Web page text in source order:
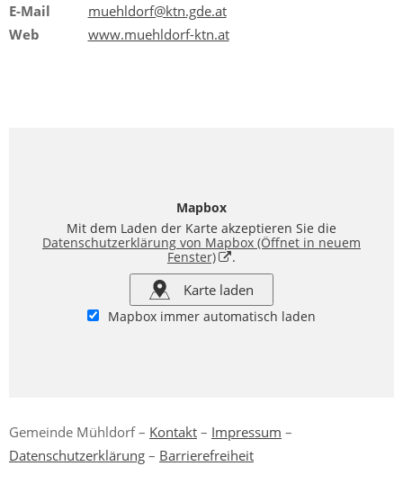
E-Mail
muehldorf@ktn.gde.at
Web
www.muehldorf-ktn.at
Mapbox
Mit dem Laden der Karte akzeptieren Sie die
Datenschutzerklärung von Mapbox (Öffnet in neuem
Fenster)
.
Karte laden
Mapbox immer automatisch laden
Gemeinde Mühldorf – Kontakt – Impressum –
Datenschutzerklärung – Barrierefreiheit